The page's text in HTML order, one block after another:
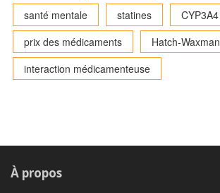
santé mentale
statines
CYP3A4
prix des médicaments
Hatch-Waxman
interaction médicamenteuse
À propos